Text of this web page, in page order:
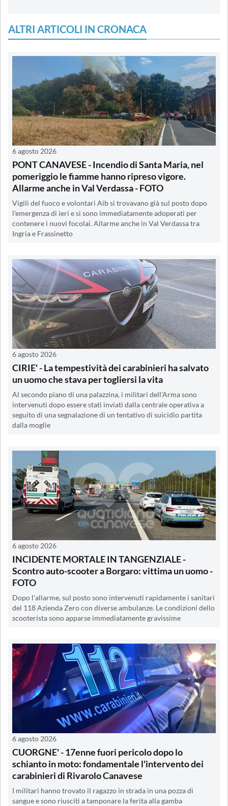
ALTRI ARTICOLI IN CRONACA
6 agosto 2026
PONT CANAVESE - Incendio di Santa Maria, nel
pomeriggio le fiamme hanno ripreso vigore.
Allarme anche in Val Verdassa - FOTO
Vigili del fuoco e volontari Aib si trovavano già sul posto dopo
l'emergenza di ieri e si sono immediatamente adoperati per
contenere i nuovi focolai. Allarme anche in Val Verdassa tra
Ingria e Frassinetto
6 agosto 2026
CIRIE' - La tempestività dei carabinieri ha salvato
un uomo che stava per togliersi la vita
Al secondo piano di una palazzina, i militari dell'Arma sono
intervenuti dopo essere stati inviati dalla centrale operativa a
seguito di una segnalazione di un tentativo di suicidio partita
dalla moglie
6 agosto 2026
INCIDENTE MORTALE IN TANGENZIALE -
Scontro auto-scooter a Borgaro: vittima un uomo -
FOTO
Dopo l'allarme, sul posto sono intervenuti rapidamente i sanitari
del 118 Azienda Zero con diverse ambulanze. Le condizioni dello
scooterista sono apparse immediatamente gravissime
6 agosto 2026
CUORGNE' - 17enne fuori pericolo dopo lo
schianto in moto: fondamentale l'intervento dei
carabinieri di Rivarolo Canavese
I militari hanno trovato il ragazzo in strada in una pozza di
sangue e sono riusciti a tamponare la ferita alla gamba